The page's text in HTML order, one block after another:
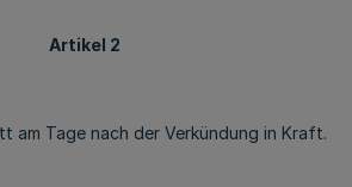
Artikel 2
am Tage nach der Verkündung in Kraft.